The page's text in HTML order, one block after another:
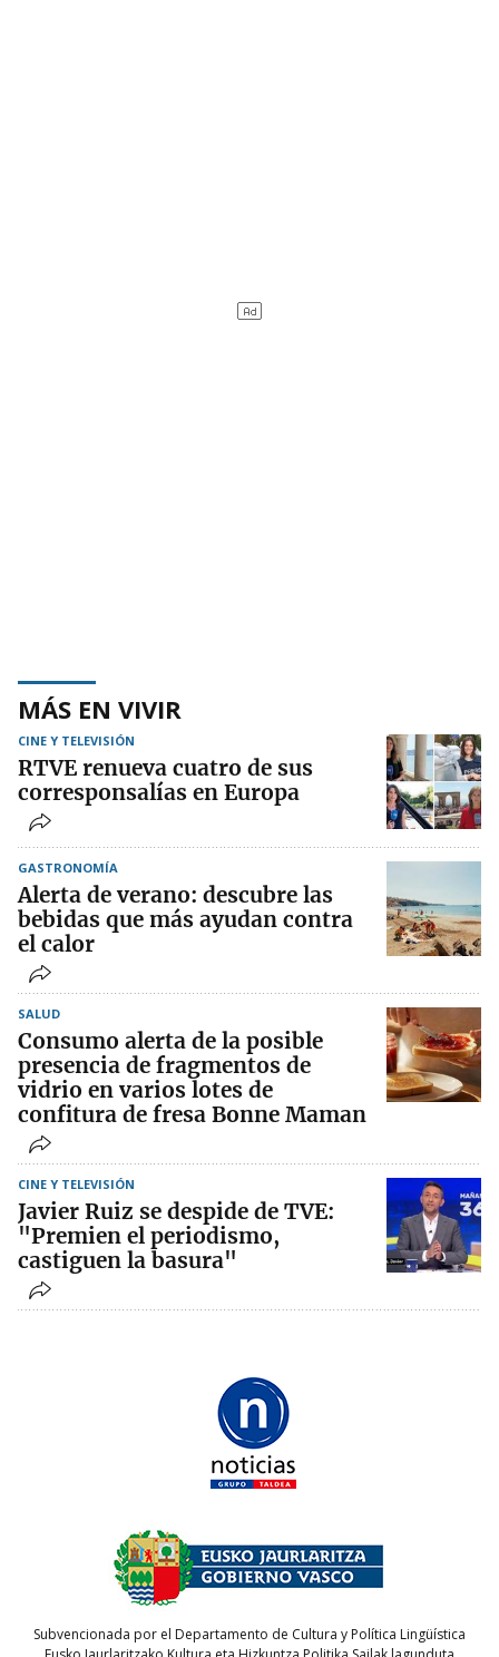
MÁS EN VIVIR
CINE Y TELEVISIÓN
RTVE renueva cuatro de sus
corresponsalías en Europa
GASTRONOMÍA
Alerta de verano: descubre las
bebidas que más ayudan contra
el calor
SALUD
Consumo alerta de la posible
presencia de fragmentos de
vidrio en varios lotes de
confitura de fresa Bonne Maman
CINE Y TELEVISIÓN
Javier Ruiz se despide de TVE:
"Premien el periodismo,
castiguen la basura"
Subvencionada por el Departamento de Cultura y Política Lingüística